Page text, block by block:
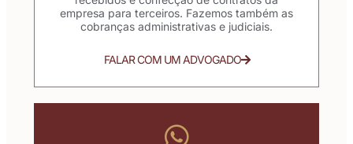
empresa para terceiros. Fazemos também as
cobranças administrativas e judiciais.
FALAR COM UM ADVOGADO